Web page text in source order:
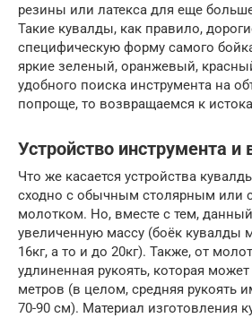
резины или латекса для еще
Такие кувалды, как правило,
специфическую форму самого
яркие зеленый, оранжевый,
удобного поиска инструмента на
попроще, то возвращаемся к
Устройство инструмента
Что же касается устройства
сходно с обычным столярным или
молотком. Но, вместе с тем,
увеличенную массу (боёк кувалды
16кг, а то и до 20кг). Также, от
удлиненная рукоять, которая
метров (в целом, средняя рукоять
70-90 см). Материал изготовления